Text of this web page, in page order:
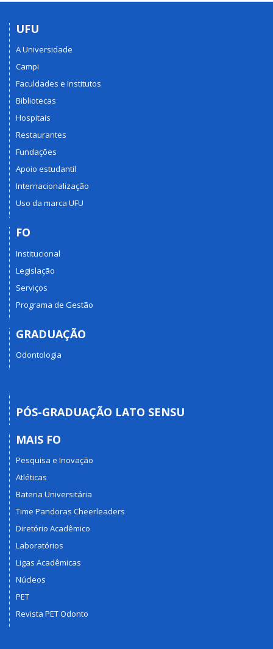
UFU
A Universidade
Campi
Faculdades e Institutos
Bibliotecas
Hospitais
Restaurantes
Fundações
Apoio estudantil
Internacionalização
Uso da marca UFU
FO
Institucional
Legislação
Serviços
Programa de Gestão
GRADUAÇÃO
Odontologia
PÓS-GRADUAÇÃO LATO SENSU
MAIS FO
Pesquisa e Inovação
Atléticas
Bateria Universitária
Time Pandoras Cheerleaders
Diretório Acadêmico
Laboratórios
Ligas Acadêmicas
Núcleos
PET
Revista PET Odonto